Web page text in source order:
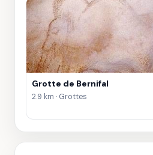
Grotte de Bernifal
2.9 km · Grottes